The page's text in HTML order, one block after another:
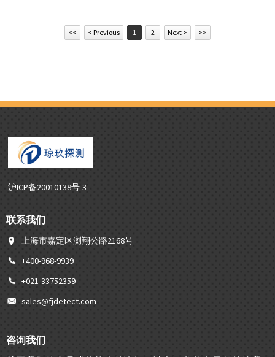
<< < Previous 1 2 Next > >>
沪ICP备20010138号-3
联系我们
上海市嘉定区浏翔公路2168号
+400-968-9939
+021-33752359
sales@fjdetect.com
咨询我们